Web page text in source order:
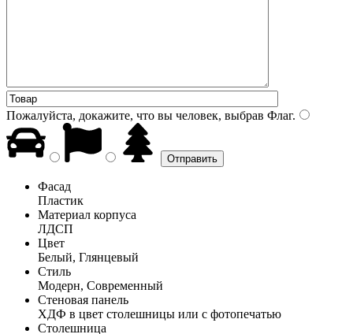
Пожалуйста, докажите, что вы человек, выбрав Флаг.
Фасад
Пластик
Материал корпуса
ЛДСП
Цвет
Белый, Глянцевый
Стиль
Модерн, Современный
Стеновая панель
ХДФ в цвет столешницы или с фотопечатью
Столешница